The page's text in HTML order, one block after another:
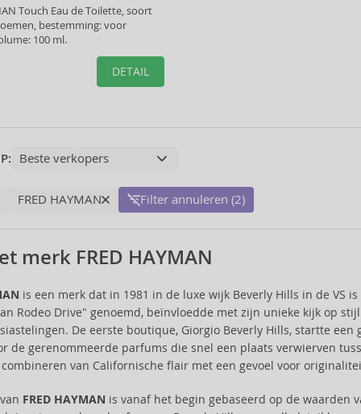
Touch Eau de Toilette, soort
bestemming: voor
100 ml.
DETAIL
FRED HAYMAN Filter annuleren (2)
merk FRED HAYMAN
is een merk dat in 1981 in de luxe wijk Beverly Hills in de VS
Rodeo Drive" genoemd, beïnvloedde met zijn unieke kijk op
De eerste boutique, Giorgio Beverly Hills, startte
de gerenommeerde parfums die snel een plaats verwierven
van Californische flair met een gevoel voor
FRED HAYMAN is vanaf het begin gebaseerd op de waarden